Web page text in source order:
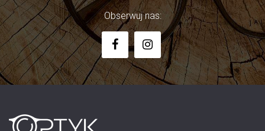
Wyślij Email
Obserwuj nas: